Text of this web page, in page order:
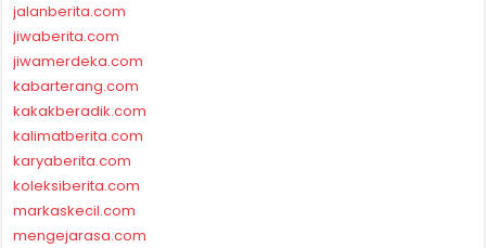
jalanberita.com
jiwaberita.com
jiwamerdeka.com
kabarterang.com
kakakberadik.com
kalimatberita.com
karyaberita.com
koleksiberita.com
markaskecil.com
mengejarasa.com